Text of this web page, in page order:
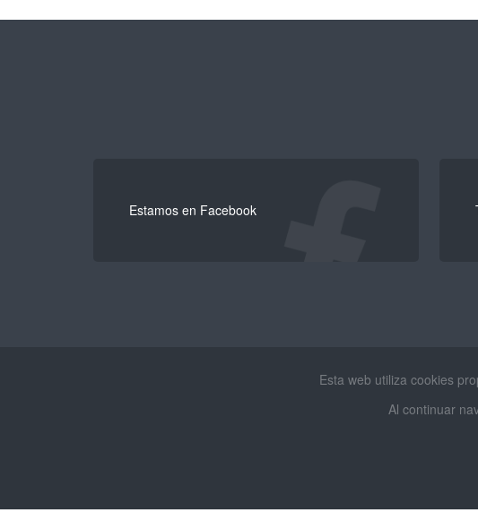
Estamos en Facebook
Esta web utiliza cookies
Al continuar